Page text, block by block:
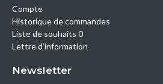
Compte
Historique de commandes
Liste de souhaits 0
Lettre d’information
Newsletter